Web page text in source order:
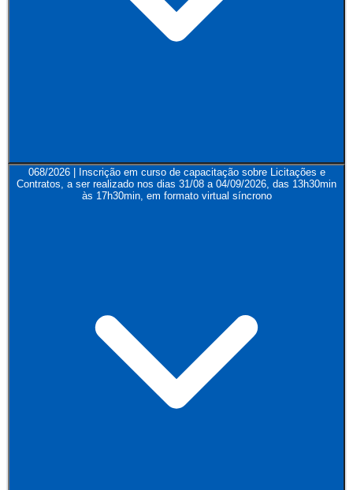
068/2026 | Inscrição em curso de capacitação sobre Licitações e
Contratos, a ser realizado nos dias 31/08 a 04/09/2026, das 13h30min
às 17h30min, em formato virtual síncrono